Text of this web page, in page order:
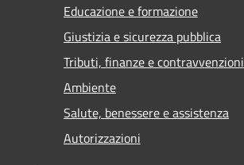
Educazione e formazione
Giustizia e sicurezza pubblica
Tributi, finanze e contravvenzioni
Ambiente
Salute, benessere e assistenza
Autorizzazioni